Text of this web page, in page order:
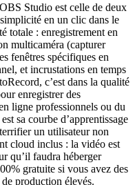
Studio est celle de deux
en un clic dans le
totale : enregistrement en
multicaméra (capturer
fenêtres spécifiques en
et incrustations en temps
c’est dans la qualité
enregistrer des
ligne professionnels ou du
sa courbe d’apprentissage
un utilisateur non
cloud inclus : la vidéo est
qu’il faudra héberger
gratuite si vous avez des
production élevés.